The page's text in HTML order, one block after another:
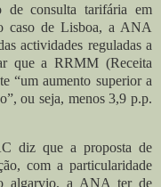
de consulta tarifária em
caso de Lisboa, a ANA
actividades reguladas a
que a RRMM (Receita
“um aumento superior a
ou seja, menos 3,9 p.p.
diz que a proposta de
com a particularidade
algarvio, a ANA ter de